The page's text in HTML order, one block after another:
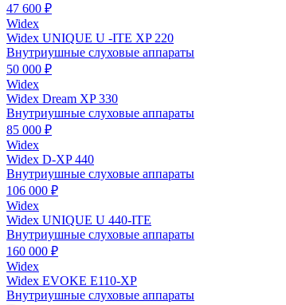
47 600 ₽
Widex
Widex UNIQUE U -ITE XP 220
Внутриушные слуховые аппараты
50 000 ₽
Widex
Widex Dream XP 330
Внутриушные слуховые аппараты
85 000 ₽
Widex
Widex D-XP 440
Внутриушные слуховые аппараты
106 000 ₽
Widex
Widex UNIQUE U 440-ITE
Внутриушные слуховые аппараты
160 000 ₽
Widex
Widex EVOKE E110-XP
Внутриушные слуховые аппараты